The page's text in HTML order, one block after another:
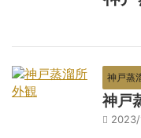
神戸蒸
神戸